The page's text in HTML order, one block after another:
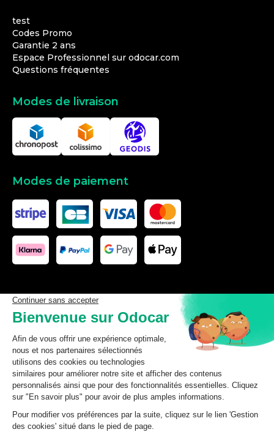
test
Codes Promo
Garantie 2 ans
Espace Professionnel sur odocar.com
Questions fréquentes
Modes de livraison
Modes de paiement
Les données affichées ici, particulièrement la base de donnée
complète, ne doivent pas être copiées. Il est interdit d’exploiter les
données ou la base de données complète, de laisser un tiers les
exploiter, ni de les rendre accessible à un tiers, sans accord
préalable de TecDoc. Toute infraction constitue une violation des
droits d’auteur et fera l’objet de poursuites.
odocar2026©
CGV Particuliers
CGV Professionnels